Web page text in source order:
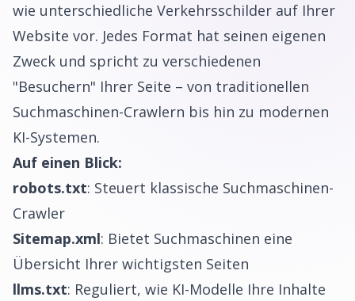
wie unterschiedliche Verkehrsschilder auf Ihrer
Website vor. Jedes Format hat seinen eigenen
Zweck und spricht zu verschiedenen
"Besuchern" Ihrer Seite – von traditionellen
Suchmaschinen-Crawlern bis hin zu modernen
KI-Systemen.
Auf einen Blick:
robots.txt: Steuert klassische Suchmaschinen-
Crawler
Sitemap.xml: Bietet Suchmaschinen eine
Übersicht Ihrer wichtigsten Seiten
llms.txt: Reguliert, wie KI-Modelle Ihre Inhalte